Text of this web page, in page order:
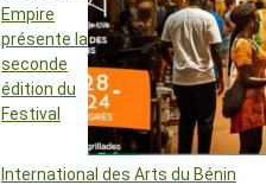
Empire
présente la
seconde
édition du
Festival
International des Arts du Bénin